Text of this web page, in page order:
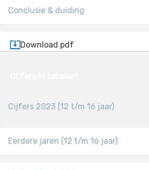
Conclusie & duiding
Download pdf
Cijfers 2023 (12 t/m 16 jaar)
Eerdere jaren (12 t/m 16 jaar)